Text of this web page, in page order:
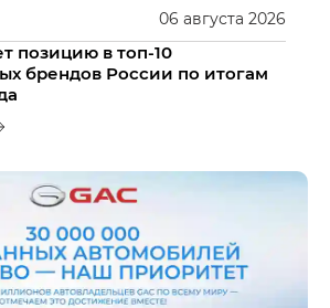
06 августа 2026
позицию в топ-10
брендов России по итогам